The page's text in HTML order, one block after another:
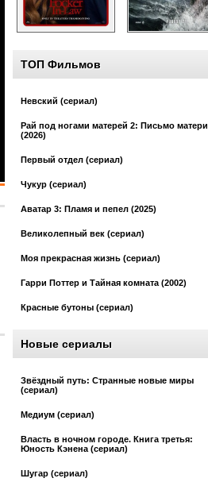
ТОП Фильмов
Невский (сериал)
Рай под ногами матерей 2: Письмо матери
(2026)
Первый отдел (сериал)
Чукур (сериал)
Аватар 3: Пламя и пепел (2025)
Великолепный век (сериал)
Моя прекрасная жизнь (сериал)
Гарри Поттер и Тайная комната (2002)
Красные бутоны (сериал)
Новые сериалы
Звёздный путь: Странные новые миры
(сериал)
Медиум (сериал)
Власть в ночном городе. Книга третья:
Юность Кэнена (сериал)
Шугар (сериал)